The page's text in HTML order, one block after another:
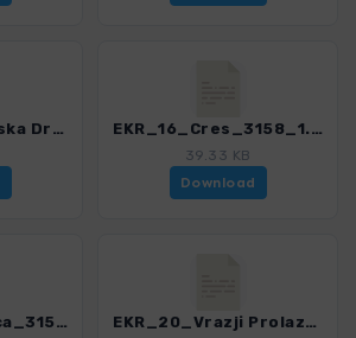
EKR_15_Lovranska Draga_3158_1.gpx EKR_16_Cres_3158_1.gpx
39.33 KB
Download
EKR_18_Vrzenica_3158_1.gpx EKR_20_Vrazji Prolaz_3158_1.gpx